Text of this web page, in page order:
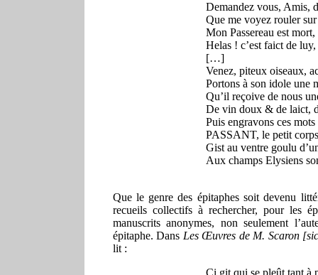
Demandez vous, Amis,
Que me voyez rouler
Mon Passereau est
Helas ! c’est faict de
[…]
Venez, piteux oiseaux,
Portons à son idole une
Qu’il reçoive de nous
De vin doux & de laict,
Puis engravons ces
PASSANT, le petit
Gist au ventre goulu
Aux champs Elysiens
Que le genre des épitaphes soit devenu
recueils collectifs à rechercher, pour les
manuscrits anonymes, non seulement
épitaphe. Dans Les Œuvres de M. Scaron
lit :
Ci git qui se pleût tant à